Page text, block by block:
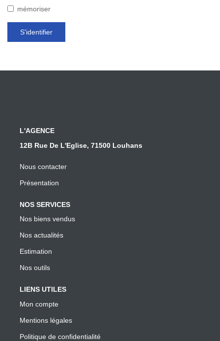
mémoriser
S'identifier
L'AGENCE
12B Rue De L'Eglise, 71500 Louhans
Nous contacter
Présentation
NOS SERVICES
Nos biens vendus
Nos actualités
Estimation
Nos outils
LIENS UTILES
Mon compte
Mentions légales
Politique de confidentialité